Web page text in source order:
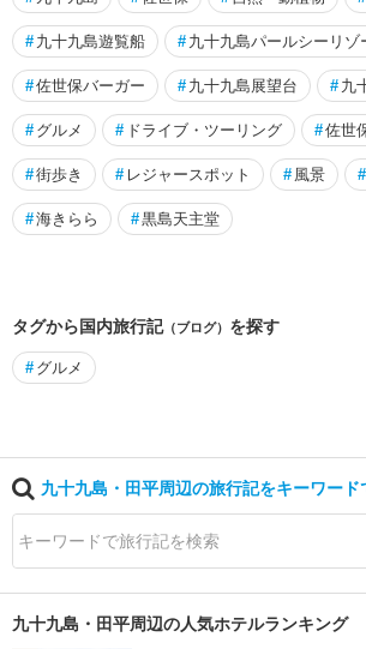
# 九十九島遊覧船 # 九十九島パールシーリゾ
#佐世保バーガー # 九十九島展望台 # 九
# グルメ # ドライブ・ツーリング #佐世
#街歩き # レジャースポット # 風景 #
#海きらら #黒島天主堂
タグから国内旅行記（ブログ） を探す
# グルメ
九十九島・田平周辺の旅行記をキーワード
九十九島・田平周辺の人気ホテルランキング